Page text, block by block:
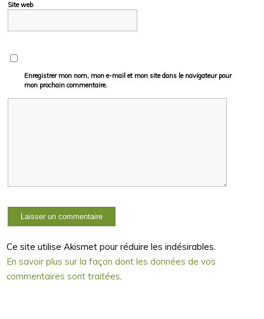
Site web
Enregistrer mon nom, mon e-mail et mon site dans le navigateur pour
mon prochain commentaire.
Ce site utilise Akismet pour réduire les indésirables.
En savoir plus sur la façon dont les données de vos
commentaires sont traitées.